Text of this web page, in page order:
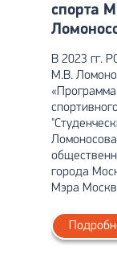
спорта
В 2023 гг.
М.В.
города
Мэра